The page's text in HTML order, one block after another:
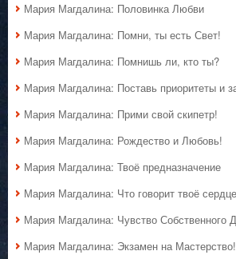
Мария Магдалина: Половинка Любви
Мария Магдалина: Помни, ты есть Свет!
Мария Магдалина: Помнишь ли, кто ты?
Мария Магдалина: Поставь приоритеты и
Мария Магдалина: Прими свой скипетр!
Мария Магдалина: Рождество и Любовь!
Мария Магдалина: Твоё предназначение
Мария Магдалина: Что говорит твоё
Мария Магдалина: Чувство Собственного
Мария Магдалина: Экзамен на Мастерство!